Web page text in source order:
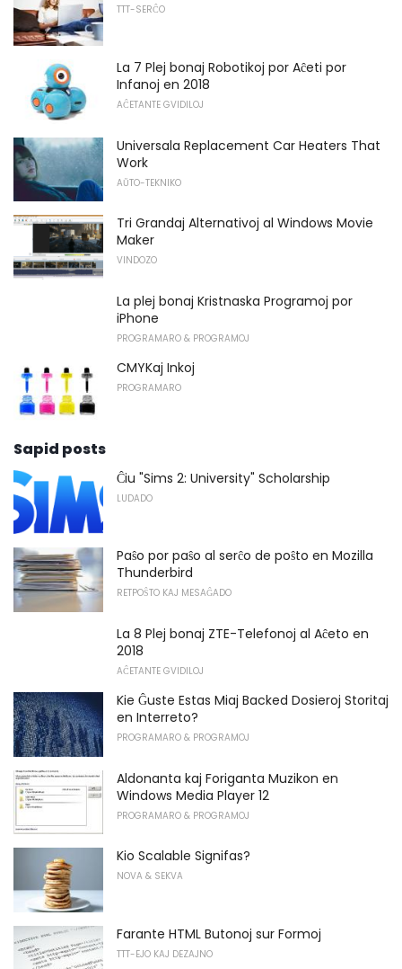
TTT-SERĈO
La 7 Plej bonaj Robotikoj por Aĉeti por
Infanoj en 2018
AĈETANTE GVIDILOJ
Universala Replacement Car Heaters That
Work
AŬTO-TEKNIKO
Tri Grandaj Alternativoj al Windows Movie
Maker
VINDOZO
La plej bonaj Kristnaska Programoj por
iPhone
PROGRAMARO & PROGRAMOJ
CMYKaj Inkoj
PROGRAMARO
Sapid posts
Ĉiu "Sims 2: University" Scholarship
LUDADO
Paŝo por paŝo al serĉo de poŝto en Mozilla
Thunderbird
RETPOŜTO KAJ MESAĜADO
La 8 Plej bonaj ZTE-Telefonoj al Aĉeto en
2018
AĈETANTE GVIDILOJ
Kie Ĝuste Estas Miaj Backed Dosieroj Storitaj
en Interreto?
PROGRAMARO & PROGRAMOJ
Aldonanta kaj Foriganta Muzikon en
Windows Media Player 12
PROGRAMARO & PROGRAMOJ
Kio Scalable Signifas?
NOVA & SEKVA
Farante HTML Butonoj sur Formoj
TTT-EJO KAJ DEZAJNO